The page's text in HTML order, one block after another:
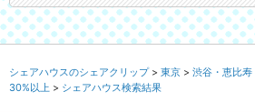
シェアハウスのシェアクリップ 東京 渋谷・恵比寿
30%以上
シェアハウス検索結果